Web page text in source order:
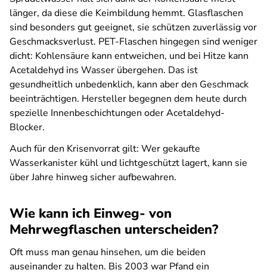
länger, da diese die Keimbildung hemmt. Glasflaschen
sind besonders gut geeignet, sie schützen zuverlässig vor
Geschmacksverlust. PET-Flaschen hingegen sind weniger
dicht: Kohlensäure kann entweichen, und bei Hitze kann
Acetaldehyd ins Wasser übergehen. Das ist
gesundheitlich unbedenklich, kann aber den Geschmack
beeinträchtigen. Hersteller begegnen dem heute durch
spezielle Innenbeschichtungen oder Acetaldehyd-
Blocker.
Auch für den Krisenvorrat gilt: Wer gekaufte
Wasserkanister kühl und lichtgeschützt lagert, kann sie
über Jahre hinweg sicher aufbewahren.
Wie kann ich Einweg- von
Mehrwegflaschen unterscheiden?
Oft muss man genau hinsehen, um die beiden
auseinander zu halten. Bis 2003 war Pfand ein